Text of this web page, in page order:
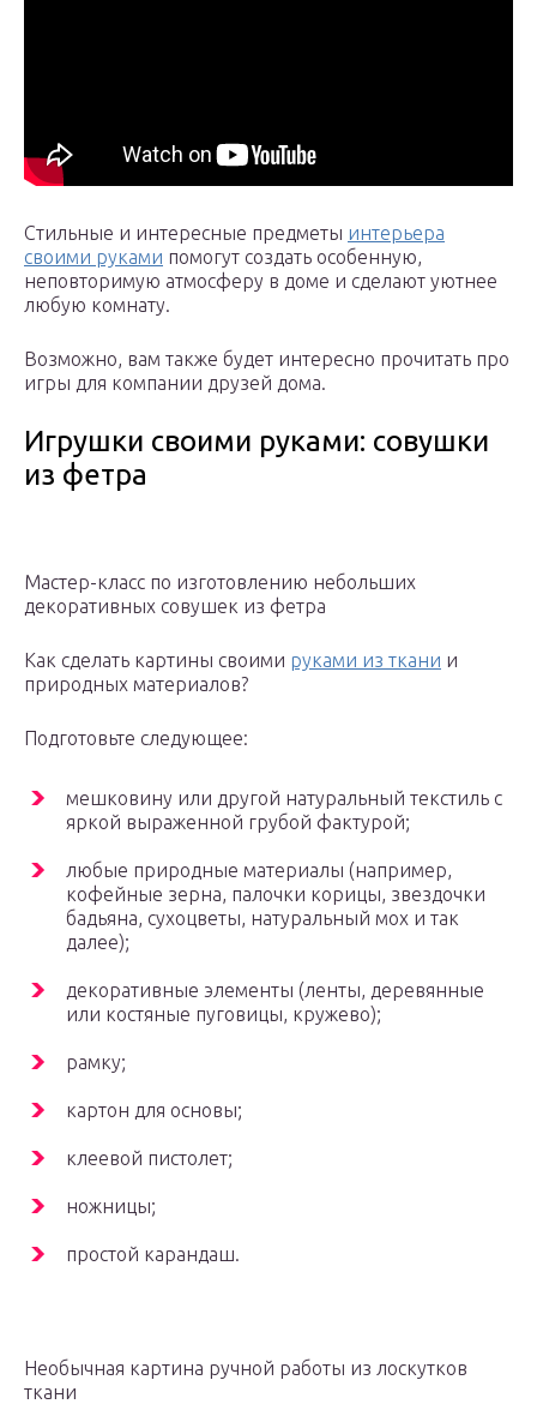
Стильные и интересные предметы интерьера
своими руками помогут создать особенную,
неповторимую атмосферу в доме и сделают уютнее
любую комнату.
Возможно, вам также будет интересно прочитать про
игры для компании друзей дома.
Игрушки своими руками: совушки
из фетра
Мастер-класс по изготовлению небольших
декоративных совушек из фетра
Как сделать картины своими руками из ткани и
природных материалов?
Подготовьте следующее:
мешковину или другой натуральный текстиль с
яркой выраженной грубой фактурой;
любые природные материалы (например,
кофейные зерна, палочки корицы, звездочки
бадьяна, сухоцветы, натуральный мох и так
далее);
декоративные элементы (ленты, деревянные
или костяные пуговицы, кружево);
рамку;
картон для основы;
клеевой пистолет;
ножницы;
простой карандаш.
Необычная картина ручной работы из лоскутков
ткани